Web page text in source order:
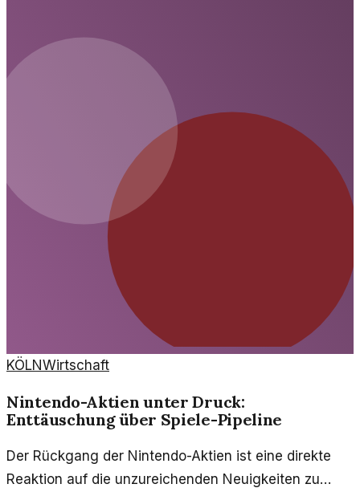
KÖLNWirtschaft
Nintendo-Aktien unter Druck:
Enttäuschung über Spiele-Pipeline
Der Rückgang der Nintendo-Aktien ist eine direkte
Reaktion auf die unzureichenden Neuigkeiten zu